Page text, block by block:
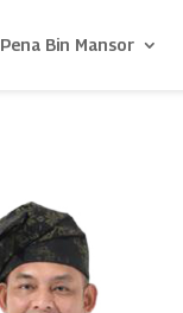
Pena Bin Mansor